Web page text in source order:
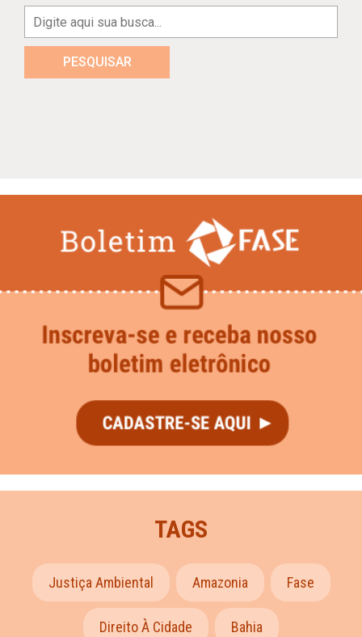
PESQUISAR
TAGS
Justiça Ambiental Amazonia Fase
Direito À Cidade Bahia